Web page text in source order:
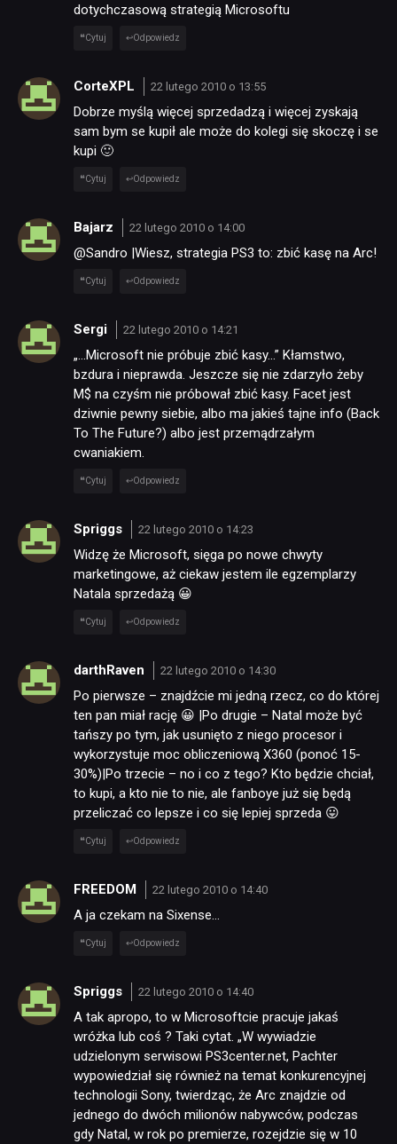
RECENZJE
KULTURA
RETRO
dotychczasową strategią Microsoftu
Cytuj Odpowiedz
CorteXPL 22 lutego 2010 o 13:55
Dobrze myślą więcej sprzedadzą i więcej zyskają
sam bym se kupił ale może do kolegi się skoczę i se
kupi 🙂
Cytuj Odpowiedz
Bajarz 22 lutego 2010 o 14:00
@Sandro |Wiesz, strategia PS3 to: zbić kasę na Arc!
Cytuj Odpowiedz
Sergi 22 lutego 2010 o 14:21
„…Microsoft nie próbuje zbić kasy…” Kłamstwo,
bzdura i nieprawda. Jeszcze się nie zdarzyło żeby
M$ na czyśm nie próbował zbić kasy. Facet jest
dziwnie pewny siebie, albo ma jakieś tajne info (Back
To The Future?) albo jest przemądrzałym
cwaniakiem.
Cytuj Odpowiedz
Spriggs 22 lutego 2010 o 14:23
Widzę że Microsoft, sięga po nowe chwyty
marketingowe, aż ciekaw jestem ile egzemplarzy
Natala sprzedażą 😀
Cytuj Odpowiedz
darthRaven 22 lutego 2010 o 14:30
Po pierwsze – znajdźcie mi jedną rzecz, co do której
ten pan miał rację 😀 |Po drugie – Natal może być
tańszy po tym, jak usunięto z niego procesor i
wykorzystuje moc obliczeniową X360 (ponoć 15-
30%)|Po trzecie – no i co z tego? Kto będzie chciał,
to kupi, a kto nie to nie, ale fanboye już się będą
przeliczać co lepsze i co się lepiej sprzeda 😛
Cytuj Odpowiedz
FREEDOM 22 lutego 2010 o 14:40
A ja czekam na Sixense…
Cytuj Odpowiedz
Spriggs 22 lutego 2010 o 14:40
A tak apropo, to w Microsoftcie pracuje jakaś
wróżka lub coś ? Taki cytat. „W wywiadzie
udzielonym serwisowi PS3center.net, Pachter
wypowiedział się również na temat konkurencyjnej
technologii Sony, twierdząc, że Arc znajdzie od
jednego do dwóch milionów nabywców, podczas
gdy Natal, w rok po premierze, rozejdzie się w 10